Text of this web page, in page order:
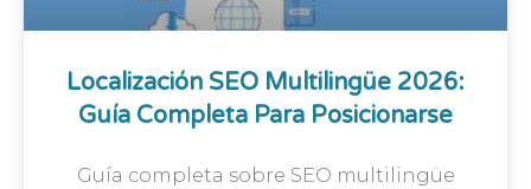
Localización SEO Multilingüe 2026:
Guía Completa Para Posicionarse
Guía completa sobre SEO multilingüe